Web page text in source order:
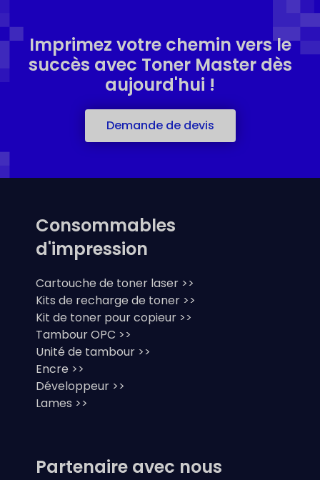
Imprimez votre chemin vers le
succès avec Toner Master dès
aujourd'hui !
Demande de devis
Consommables
d'impression
Cartouche de toner laser >>
Kits de recharge de toner >>
Kit de toner pour copieur >>
Tambour OPC >>
Unité de tambour >>
Encre >>
Développeur >>
Lames >>
Partenaire avec nous